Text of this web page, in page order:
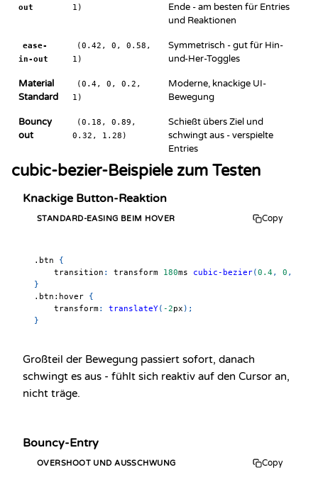
out
1)
Ende - am besten für Entries
und Reaktionen
ease-
in-out
(0.42, 0, 0.58,
1)
Symmetrisch - gut für Hin-
und-Her-Toggles
Material
Standard
(0.4, 0, 0.2,
1)
Moderne, knackige UI-
Bewegung
Bouncy
out
(0.18, 0.89,
0.32, 1.28)
Schießt übers Ziel und
schwingt aus - verspielte
Entries
cubic-bezier-Beispiele zum Testen
Knackige Button-Reaktion
STANDARD-EASING BEIM HOVER Copy
.btn
{
transition : transform 180ms cubic-bezier(0.4, 0 ,
}
.btn :hover {
transform: translateY( -2px ) ;
}
Großteil der Bewegung passiert sofort, danach
schwingt es aus - fühlt sich reaktiv auf den Cursor an,
nicht träge.
Bouncy-Entry
OVERSHOOT UND AUSSCHWUNG Copy